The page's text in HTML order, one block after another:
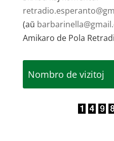
(aŭ
Amikaro de Pola
Nombro de vizitoj